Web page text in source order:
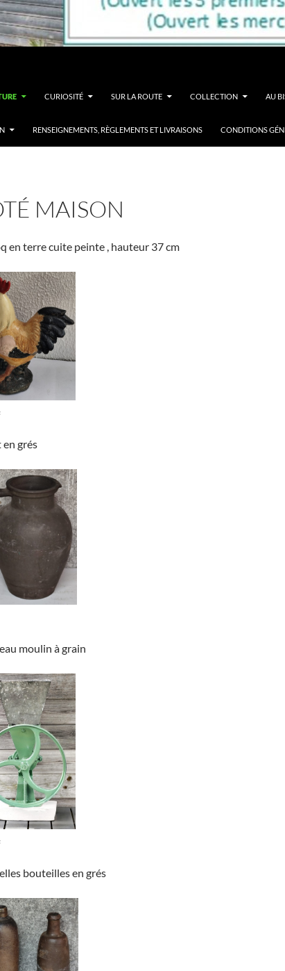
CURIOSITÉ SUR LA ROUTE COLLECTION AU
RENSEIGNEMENTS, RÈGLEMENTS ET LIVRAISONS CONDITIONS
MAISON
en terre cuite peinte , hauteur 37 cm
en grés
moulin à grain
bouteilles en grés